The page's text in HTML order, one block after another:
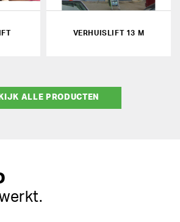
VERHUISLIFT 13 M
ALLE PRODUCTEN